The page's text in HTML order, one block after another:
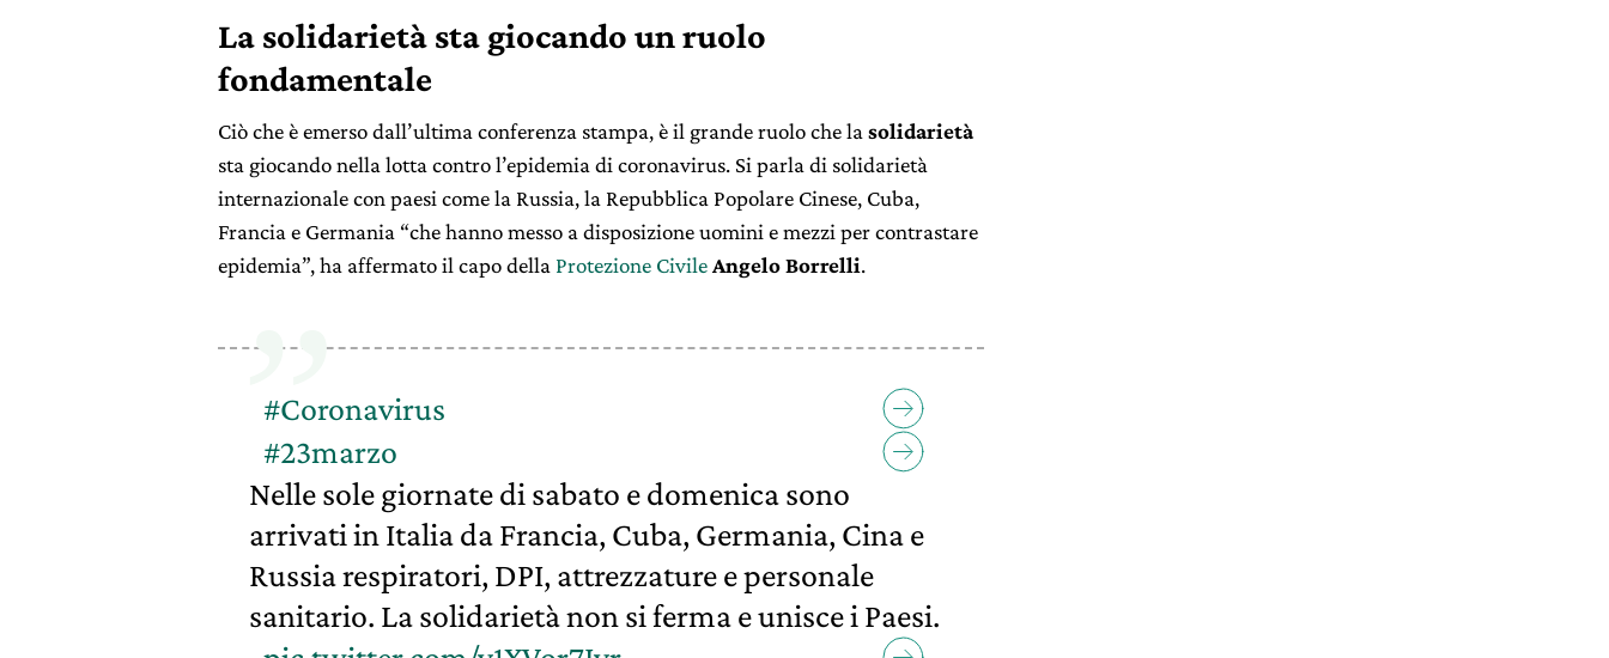
La solidarietà sta giocando un ruolo
fondamentale
Ciò che è emerso dall’ultima conferenza stampa, è il grande ruolo che la solidarietà
sta giocando nella lotta contro l’epidemia di coronavirus. Si parla di solidarietà
internazionale con paesi come la Russia, la Repubblica Popolare Cinese, Cuba,
Francia e Germania “che hanno messo a disposizione uomini e mezzi per contrastare
epidemia”, ha affermato il capo della Protezione CivileAngelo Borrelli.
#Coronavirus
#23marzo
Nelle sole giornate di sabato e domenica sono
arrivati in Italia da Francia, Cuba, Germania, Cina e
Russia respiratori, DPI, attrezzature e personale
sanitario. La solidarietà non si ferma e unisce i Paesi.